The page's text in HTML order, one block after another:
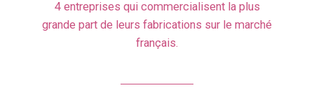
4 entreprises qui commercialisent la plus
grande part de leurs fabrications sur le marché
français.